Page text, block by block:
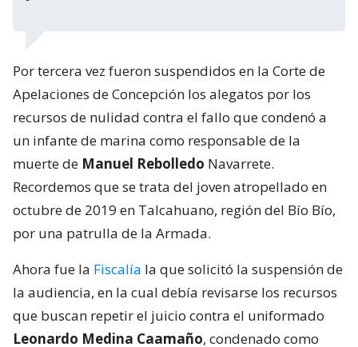
Por tercera vez fueron suspendidos en la Corte de
Apelaciones de Concepción los alegatos por los
recursos de nulidad contra el fallo que condenó a
un infante de marina como responsable de la
muerte de Manuel Rebolledo Navarrete.
Recordemos que se trata del joven atropellado en
octubre de 2019 en Talcahuano, región del Bío Bío,
por una patrulla de la Armada.
Ahora fue la Fiscalía la que solicitó la suspensión de
la audiencia, en la cual debía revisarse los recursos
que buscan repetir el juicio contra el uniformado
Leonardo Medina Caamaño, condenado como